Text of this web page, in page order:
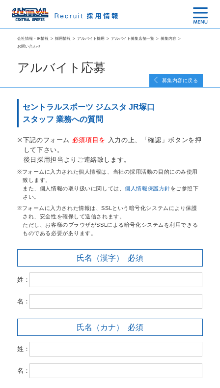
会社情報・IR情報 > 採用情報 > アルバイト採用 > アルバイト募集店舗一覧 > 募集内容 >
お問い合わせ
アルバイト応募
募集内容に戻る
セントラルスポーツ ジムスタ JR塚口
スタッフ 業務への質問
下記のフォーム 必須項目を
入力の上、「確認」ボタンを押
して下さい。
後日採用担当よりご連絡致します。
フォームに入力された個人情報は、当社の採用活動の目的にのみ使用
致します。
また、個人情報の取り扱いに関しては、個人情報保護方針をご参照下
さい。
フォームに入力された情報は、SSLという暗号化システムにより保護
され、安全性を確保して送信されます。
ただし、お客様のブラウザがSSLによる暗号化システムを利用できる
ものである必要があります。
氏名（漢字） 必須
姓：
名：
氏名（カナ） 必須
姓：
名：